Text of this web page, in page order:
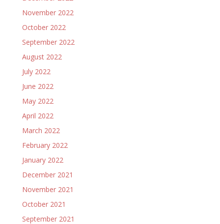
November 2022
October 2022
September 2022
August 2022
July 2022
June 2022
May 2022
April 2022
March 2022
February 2022
January 2022
December 2021
November 2021
October 2021
September 2021